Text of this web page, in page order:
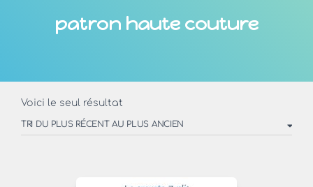
patron haute couture
Voici le seul résultat